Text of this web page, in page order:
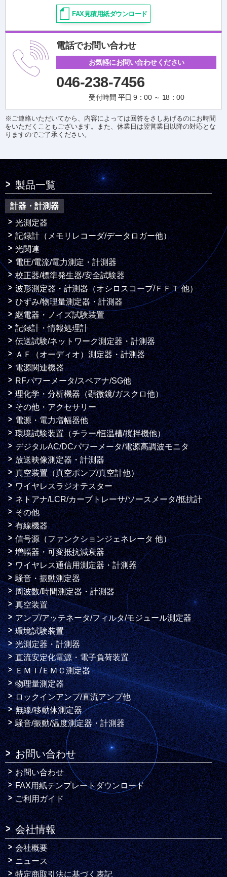
FAX見積用紙ダウンロード
電話でお問い合わせ
お気軽にお問い合わせください
046-238-7456
受付時間 平日 9：00 ～ 18：00
※ご連絡いただいてから、内容によっては回答をさしあげるのにお時間
をいただくこともございます。また、休業日は翌営業日以降の対応とな
りますのでご了承ください。
製品一覧
計器・計測器
光測定器
記録計（メモリレコーダ/データロガー他）
光関連
電圧/電流/電力測定・計測器
校正器/標準発生器/安全試験器
波形測定器・計測器（オシロスコープ/ＦＦＴ 他）
ひずみ/物理量測定器・計測器
継電器・ノイズ試験装置
記録計・情報処理計
伝送試験/ネットワーク測定器・計測器
ＡＦ（オーディオ）測定器・計測器
電源関連機器
RFパワーメータ/スペアナ/SG他
理化学・分析機器（顕微鏡/ガスクロ他）
その他・アクセサリー
電源・電力増幅器他
環境試験装置（チラー/恒温槽/撹拌機他）
デジタルAC/DCパワーメータ/電源高調波モニタ
放送映像測定器・計測器
真空装置（真空ポンプ/真空計他）
ワイヤレスラジオテスター
ネトアナ/LCR/カーブトレーサ/ソースメータ/抵抗計
その他
有線機器
信号源（ファンクションジェネレータ 他）
増幅器・可変抵抗減衰器
ワイヤレス通信用測定器・計測器
騒音・振動測定器
周波数/時間測定器・計測器
真空装置
アンプ/アッテネータ/フィルタ/モジュール測定器
環境試験装置
光測定器・計測器
直流安定化電源・電子負荷装置
ＥＭＩ/ＥＭＣ測定器
物理量測定器
ロックインアンプ/直流アンプ他
無線/移動体測定器
騒音/振動/温度測定器・計測器
お問い合わせ
お問い合わせ
FAX用紙テンプレートダウンロード
ご利用ガイド
会社情報
会社概要
ニュース
特定商取引法に基づく表記